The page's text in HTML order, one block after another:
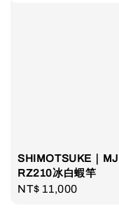
SHIMOTSUKE｜
RZ210冰白蝦竿
Regular
NT$ 11,000